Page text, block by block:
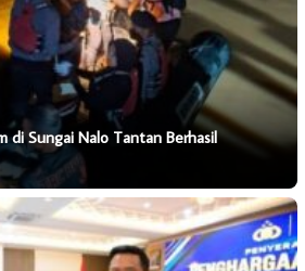
di Sungai Nalo Tantan Berhasil